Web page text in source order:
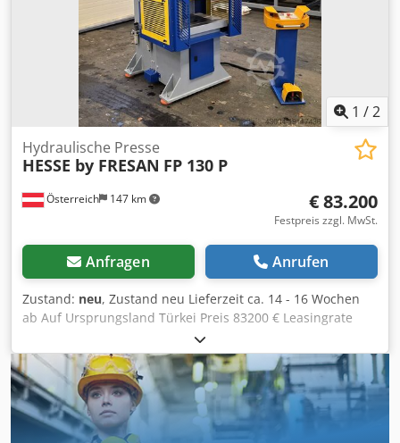
1 /2
Österreich 147 km
Hydraulische Presse
HESSE by FRESAN FP 130 P
€ 83.200
Festpreis zzgl. MwSt.
Anfragen Anrufen
Zustand: neu, Zustand neu Lieferzeit ca. 14 - 16 Wochen
ab Auf Ursprungsland Türkei Preis 83200 € Leasingrate
1572.48 € Presskraft 130 to Nominalpresskraft bei 4.5 mm
Tischlänge 650 mm Tischbreite 950 mm Durchfallloch im
Tisch 220 mm Hub 1 - 132 mm Hubzahl 50 1/min
Stößelführungen 6 Stößelverstellung 95 mm Zapfenloch im
Stößel 70 mm Ausladung 325 mm Einbauhöhe 500 mm
Motor 11 kW Länge 1800 mm Breite 1725 mm Höhe 3020